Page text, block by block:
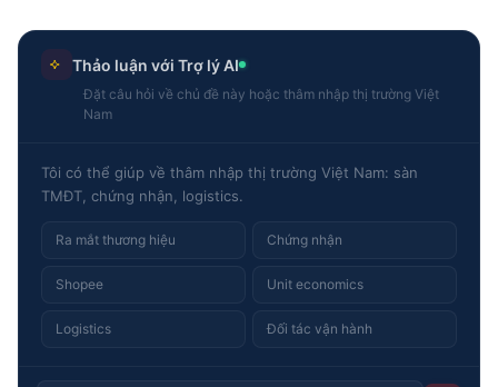
Thảo luận với Trợ lý AI
Đặt câu hỏi về chủ đề này hoặc thâm nhập thị trường Việt
Nam
Tôi có thể giúp về thâm nhập thị trường Việt Nam: sàn
TMĐT, chứng nhận, logistics.
Ra mắt thương hiệu Chứng nhận
Shopee Unit economics
Logistics Đối tác vận hành